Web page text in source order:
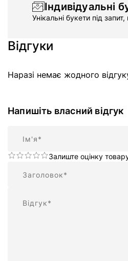
Індивідуальні
Унікальні букети під
Відгуки
Наразі немає жодного
Напишіть власний відгук
Залиште оцінку